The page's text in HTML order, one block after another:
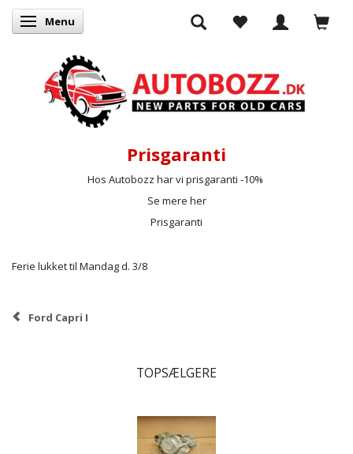
Skifte navigation
Menu
Prisgaranti
Hos Autobozz har vi prisgaranti -10%
Se mere her
Prisgaranti
Ferie lukket til Mandag d. 3/8
Ford Capri I
TOPSÆLGERE